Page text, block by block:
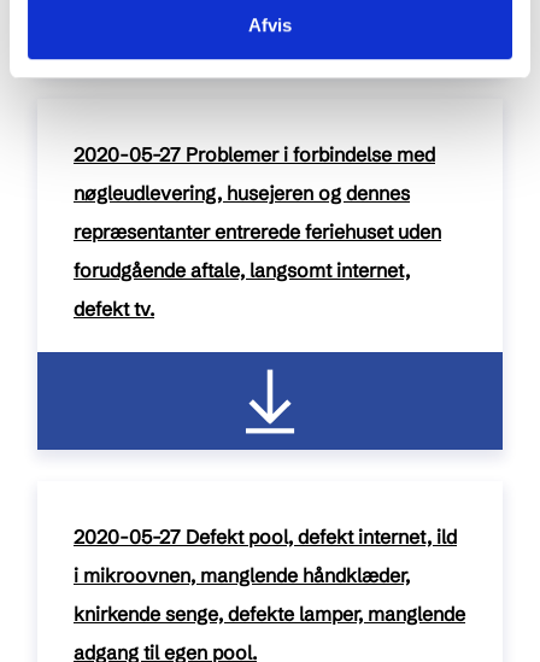
Afvis
2020-05-27 Problemer i forbindelse med
nøgleudlevering, husejeren og dennes
repræsentanter entrerede feriehuset uden
forudgående aftale, langsomt internet,
defekt tv.
2020-05-27 Defekt pool, defekt internet, ild
i mikroovnen, manglende håndklæder,
knirkende senge, defekte lamper, manglende
adgang til egen pool.